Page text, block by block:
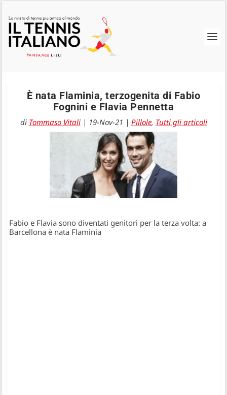
È nata Flaminia, terzogenita di Fabio
Fognini e Flavia Pennetta
di Tommaso Vitali| 19-Nov-21 | Pillole, Tutti gli articoli
Fabio e Flavia sono diventati genitori per la terza volta: a
Barcellona è nata Flaminia